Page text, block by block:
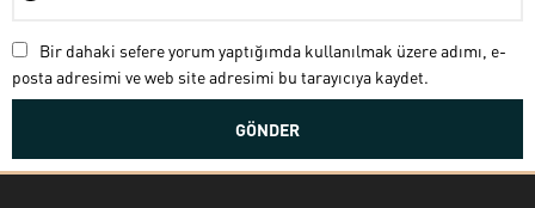
Bir dahaki sefere yorum yaptığımda kullanılmak üzere adımı, e-
posta adresimi ve web site adresimi bu tarayıcıya kaydet.